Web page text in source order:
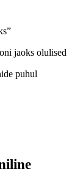
jaoks olulised
puhul